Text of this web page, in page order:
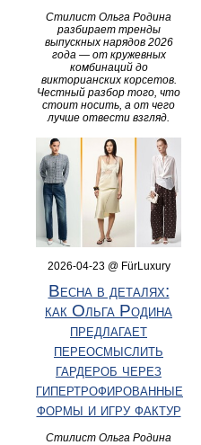
Стилист Ольга Родина
разбирает тренды
выпускных нарядов 2026
года — от кружевных
комбинаций до
викторианских корсетов.
Честный разбор того, что
стоит носить, а от чего
лучше отвести взгляд.
2026-04-23 @ FürLuxury
Весна в деталях:
как Ольга Родина
предлагает
переосмыслить
гардероб через
гипертрофированные
формы и игру фактур
Стилист Ольга Родина